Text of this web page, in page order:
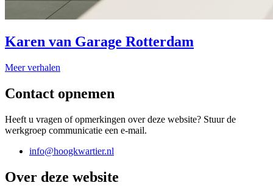
Karen van Garage Rotterdam
Meer verhalen
Contact opnemen
Heeft u vragen of opmerkingen over deze website? Stuur de
werkgroep communicatie een e-mail.
info@hoogkwartier.nl
Over deze website